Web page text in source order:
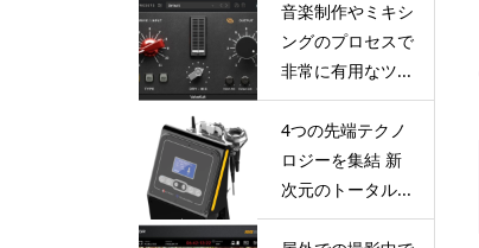
音楽制作やミキシ
ングのプロセスで
非常に有用なツ...
4つの先端テクノ
ロジーを集結 新
次元のトータル...